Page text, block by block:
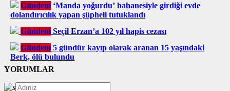
Gündem ‘Manda yoğurdu’ bahanesiyle girdiği evde
dolandırıcılık yapan şüpheli tutuklandı
Gündem Seçil Erzan’a 102 yıl hapis cezası
Gündem 5 gündür kayıp olarak aranan 15 yaşındaki
Berk, ölü bulundu
YORUMLAR